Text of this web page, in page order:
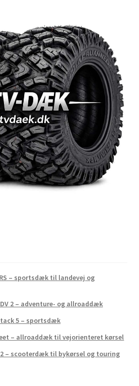
– sportsdæk til landevej og
2 – adventure- og allroaddæk
5 – sportsdæk
– allroaddæk til vejorienteret kørsel
– scooterdæk til bykørsel og touring